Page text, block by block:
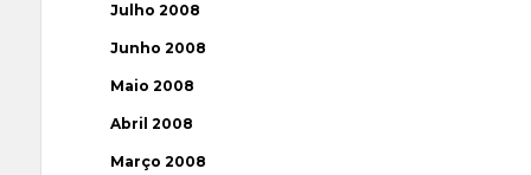
Julho 2008
Junho 2008
Maio 2008
Abril 2008
Março 2008